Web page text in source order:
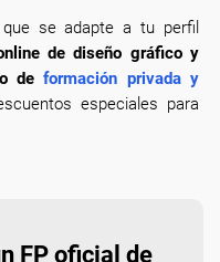
se adapte a tu perfil
de diseño gráfico y
de formación privada y
especiales para
FP oficial de